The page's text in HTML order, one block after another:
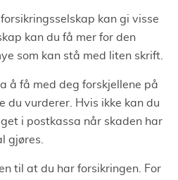
kan gi visse
kan du få mer for den
som kan stå med liten skrift.
å få med deg forskjellene på
du vurderer. Hvis ikke kan du
i postkassa når skaden har
gjøres.
til at du har forsikringen. For